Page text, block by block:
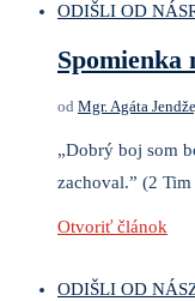
ODIŠLI OD NÁS
Spomienka
od Mgr. Agáta
„Dobrý boj som
zachoval.” (2
Otvoriť článok
ODIŠLI OD NÁS